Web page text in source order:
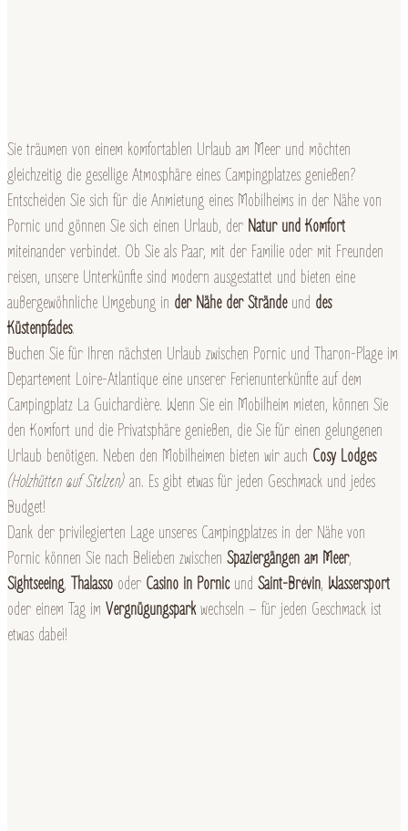
Sie träumen von einem komfortablen Urlaub am Meer und möchten
gleichzeitig die gesellige Atmosphäre eines Campingplatzes genießen?
Entscheiden Sie sich für die Anmietung eines Mobilheims in der Nähe von
Pornic und gönnen Sie sich einen Urlaub, der Natur und Komfort
miteinander verbindet. Ob Sie als Paar, mit der Familie oder mit Freunden
reisen, unsere Unterkünfte sind modern ausgestattet und bieten eine
außergewöhnliche Umgebung in der Nähe der Strände und des
Küstenpfades.
Buchen Sie für Ihren nächsten Urlaub zwischen Pornic und Tharon-Plage im
Departement Loire-Atlantique eine unserer Ferienunterkünfte auf dem
Campingplatz La Guichardière. Wenn Sie ein Mobilheim mieten, können Sie
den Komfort und die Privatsphäre genießen, die Sie für einen gelungenen
Urlaub benötigen. Neben den Mobilheimen bieten wir auch Cosy Lodges
(Holzhütten auf Stelzen) an. Es gibt etwas für jeden Geschmack und jedes
Budget!
Dank der privilegierten Lage unseres Campingplatzes in der Nähe von
Pornic können Sie nach Belieben zwischen Spaziergängen am Meer,
Sightseeing, Thalasso oder Casino in Pornic und Saint-Brévin, Wassersport
oder einem Tag im Vergnügungsparkwechseln – für jeden Geschmack ist
etwas dabei!